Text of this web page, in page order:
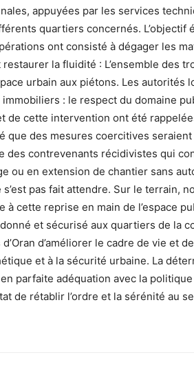
appuyées par les services
quartiers concernés. L’objectif
ont consisté à dégager les
la fluidité : L’ensemble des
urbain aux piétons. Les autorités
: le respect du domaine
de cette intervention ont été
que des mesures coercitives seraient
des contrevenants récidivistes qui
ou en extension de chantier sans
pas fait attendre. Sur le terrain,
cette reprise en main de l’espace
et sécurisé aux quartiers de la
d’améliorer le cadre de vie et
et à la sécurité urbaine. La
parfaite adéquation avec la
de rétablir l’ordre et la sérénité au